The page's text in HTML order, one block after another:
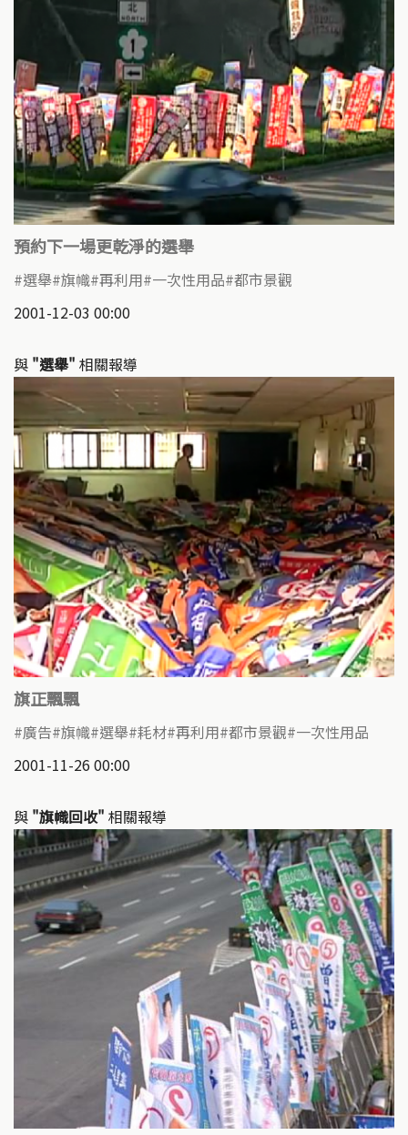
預約下一場更乾淨的選舉
選舉 旗幟 再利用 一次性用品 都市景觀
2001-12-03 00:00
與 "選舉" 相關報導
旗正飄飄
廣告 旗幟 選舉 耗材 再利用 都市景觀 一次性用品
2001-11-26 00:00
與 "旗幟回收" 相關報導